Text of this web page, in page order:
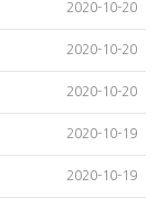
2020-10-20
2020-10-20
2020-10-20
2020-10-19
2020-10-19